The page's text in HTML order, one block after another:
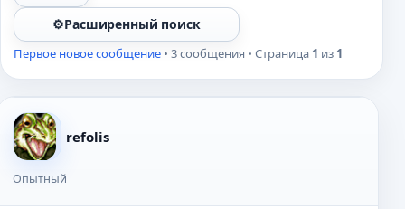
Расширенный поиск
Первое новое сообщение • 3 сообщения • Страница 1 из 1
refolis
Опытный